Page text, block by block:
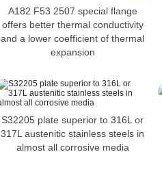
A182 F53 2507 special flange
offers better thermal conductivity
and a lower coefficient of thermal
expansion
S32205 plate superior to 316L or
317L austenitic stainless steels in
almost all corrosive media